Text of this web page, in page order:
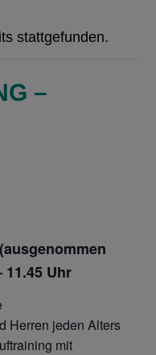
stattgefunden.
–
11.45 Uhr
Herren jeden Alters
mit